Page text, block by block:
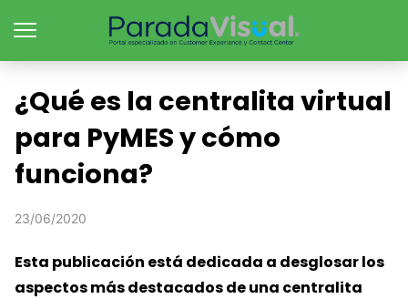
¿Qué es la centralita virtual
para PyMES y cómo
funciona?
23/06/2020
Esta publicación está dedicada a desglosar los
aspectos más destacados de una centralita